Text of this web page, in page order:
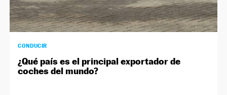
CONDUCIR
¿Qué país es el principal exportador de
coches del mundo?